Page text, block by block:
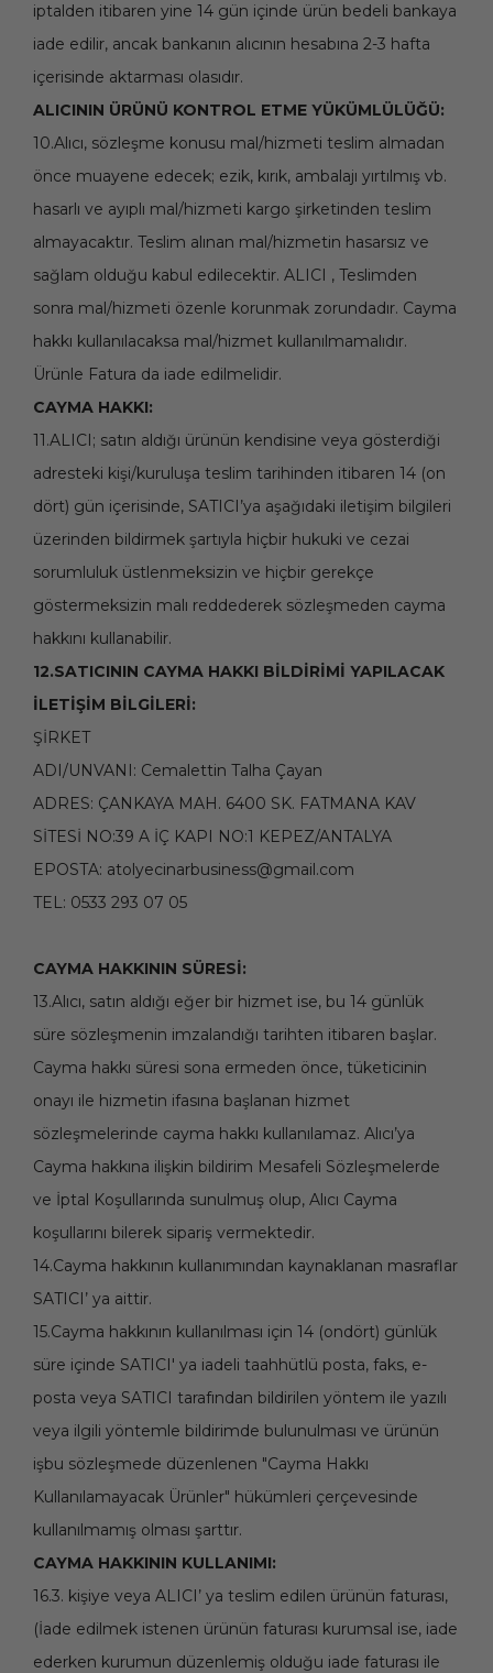
iptalden itibaren yine 14 gün içinde ürün bedeli bankaya
iade edilir, ancak bankanın alıcının hesabına 2-3 hafta
içerisinde aktarması olasıdır.
ALICININ ÜRÜNÜ KONTROL ETME YÜKÜMLÜLÜĞÜ:
10.Alıcı, sözleşme konusu mal/hizmeti teslim almadan
önce muayene edecek; ezik, kırık, ambalajı yırtılmış vb.
hasarlı ve ayıplı mal/hizmeti kargo şirketinden teslim
almayacaktır. Teslim alınan mal/hizmetin hasarsız ve
sağlam olduğu kabul edilecektir. ALICI , Teslimden
sonra mal/hizmeti özenle korunmak zorundadır. Cayma
hakkı kullanılacaksa mal/hizmet kullanılmamalıdır.
Ürünle Fatura da iade edilmelidir.
CAYMA HAKKI:
11.ALICI; satın aldığı ürünün kendisine veya gösterdiği
adresteki kişi/kuruluşa teslim tarihinden itibaren 14 (on
dört) gün içerisinde, SATICI’ya aşağıdaki iletişim bilgileri
üzerinden bildirmek şartıyla hiçbir hukuki ve cezai
sorumluluk üstlenmeksizin ve hiçbir gerekçe
göstermeksizin malı reddederek sözleşmeden cayma
hakkını kullanabilir.
12.SATICININ CAYMA HAKKI BİLDİRİMİ YAPILACAK
İLETİŞİM BİLGİLERİ:
ŞİRKET
ADI/UNVANI: Cemalettin Talha Çayan
ADRES: ÇANKAYA MAH. 6400 SK. FATMANA KAV
SİTESİ NO:39 A İÇ KAPI NO:1 KEPEZ/ANTALYA
EPOSTA: atolyecinarbusiness@gmail.com
TEL: 0533 293 07 05
CAYMA HAKKININ SÜRESİ:
13.Alıcı, satın aldığı eğer bir hizmet ise, bu 14 günlük
süre sözleşmenin imzalandığı tarihten itibaren başlar.
Cayma hakkı süresi sona ermeden önce, tüketicinin
onayı ile hizmetin ifasına başlanan hizmet
sözleşmelerinde cayma hakkı kullanılamaz. Alıcı’ya
Cayma hakkına ilişkin bildirim Mesafeli Sözleşmelerde
ve İptal Koşullarında sunulmuş olup, Alıcı Cayma
koşullarını bilerek sipariş vermektedir.
14.Cayma hakkının kullanımından kaynaklanan masraflar
SATICI’ ya aittir.
15.Cayma hakkının kullanılması için 14 (ondört) günlük
süre içinde SATICI' ya iadeli taahhütlü posta, faks, e-
posta veya SATICI tarafından bildirilen yöntem ile yazılı
veya ilgili yöntemle bildirimde bulunulması ve ürünün
işbu sözleşmede düzenlenen "Cayma Hakkı
Kullanılamayacak Ürünler" hükümleri çerçevesinde
kullanılmamış olması şarttır.
CAYMA HAKKININ KULLANIMI:
16.3. kişiye veya ALICI’ ya teslim edilen ürünün faturası,
(İade edilmek istenen ürünün faturası kurumsal ise, iade
ederken kurumun düzenlemiş olduğu iade faturası ile